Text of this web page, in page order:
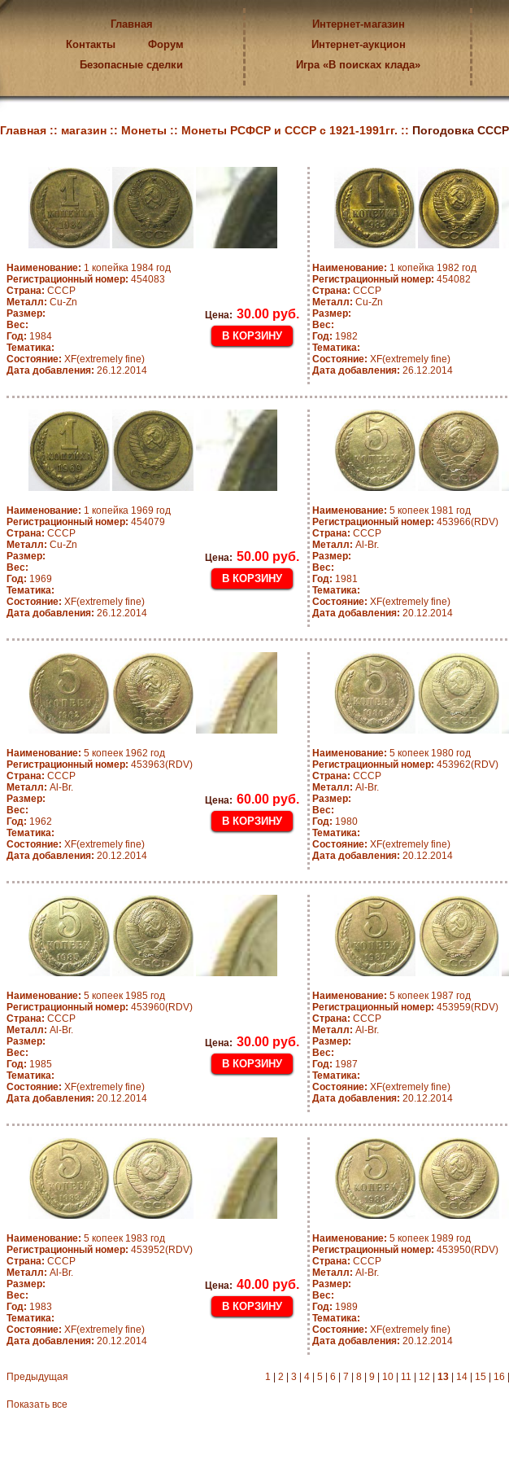
Главная
Контакты
Форум
Безопасные сделки
Интернет-магазин
Интернет-аукцион
Игра «В поисках клада»
Главная :: магазин :: Монеты :: Монеты РСФСР и СССР с 1921-1991гг. :: Погодовка СССР
Наименование: 1 копейка 1984 год
Регистрационный номер: 454083
Страна: СССР
Металл: Cu-Zn
Размер:
Вес:
Год: 1984
Тематика:
Состояние: XF(extremely fine)
Дата добавления: 26.12.2014
Цена: 30.00 руб.
Наименование: 1 копейка 1982 год
Регистрационный номер: 454082
Страна: СССР
Металл: Cu-Zn
Размер:
Вес:
Год: 1982
Тематика:
Состояние: XF(extremely fine)
Дата добавления: 26.12.2014
Наименование: 1 копейка 1969 год
Регистрационный номер: 454079
Страна: СССР
Металл: Cu-Zn
Размер:
Вес:
Год: 1969
Тематика:
Состояние: XF(extremely fine)
Дата добавления: 26.12.2014
Цена: 50.00 руб.
Наименование: 5 копеек 1981 год
Регистрационный номер: 453966(RDV)
Страна: СССР
Металл: Al-Br.
Размер:
Вес:
Год: 1981
Тематика:
Состояние: XF(extremely fine)
Дата добавления: 20.12.2014
Наименование: 5 копеек 1962 год
Регистрационный номер: 453963(RDV)
Страна: СССР
Металл: Al-Br.
Размер:
Вес:
Год: 1962
Тематика:
Состояние: XF(extremely fine)
Дата добавления: 20.12.2014
Цена: 60.00 руб.
Наименование: 5 копеек 1980 год
Регистрационный номер: 453962(RDV)
Страна: СССР
Металл: Al-Br.
Размер:
Вес:
Год: 1980
Тематика:
Состояние: XF(extremely fine)
Дата добавления: 20.12.2014
Наименование: 5 копеек 1985 год
Регистрационный номер: 453960(RDV)
Страна: СССР
Металл: Al-Br.
Размер:
Вес:
Год: 1985
Тематика:
Состояние: XF(extremely fine)
Дата добавления: 20.12.2014
Цена: 30.00 руб.
Наименование: 5 копеек 1987 год
Регистрационный номер: 453959(RDV)
Страна: СССР
Металл: Al-Br.
Размер:
Вес:
Год: 1987
Тематика:
Состояние: XF(extremely fine)
Дата добавления: 20.12.2014
Наименование: 5 копеек 1983 год
Регистрационный номер: 453952(RDV)
Страна: СССР
Металл: Al-Br.
Размер:
Вес:
Год: 1983
Тематика:
Состояние: XF(extremely fine)
Дата добавления: 20.12.2014
Цена: 40.00 руб.
Наименование: 5 копеек 1989 год
Регистрационный номер: 453950(RDV)
Страна: СССР
Металл: Al-Br.
Размер:
Вес:
Год: 1989
Тематика:
Состояние: XF(extremely fine)
Дата добавления: 20.12.2014
Предыдущая 1 2 3 4 5 6 7 8 9 10 11 12 13 14 15 16
Показать все